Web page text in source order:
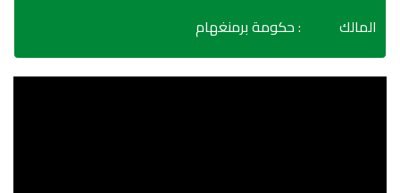
المالك : حكومة برمنغهام